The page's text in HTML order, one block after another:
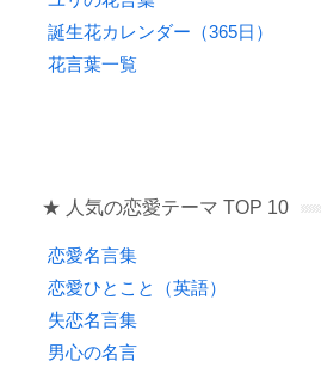
誕生花カレンダー（365日）
花言葉一覧
★ 人気の恋愛テーマ TOP 10
恋愛名言集
恋愛ひとこと（英語）
失恋名言集
男心の名言